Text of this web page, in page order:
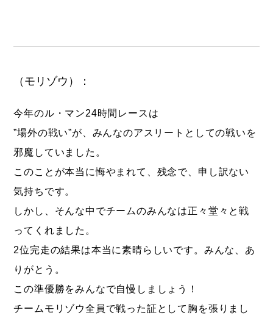
（モリゾウ）：
今年のル・マン24時間レースは
”場外の戦い”が、みんなのアスリートとしての戦いを
邪魔していました。
このことが本当に悔やまれて、残念で、申し訳ない
気持ちです。
しかし、そんな中でチームのみんなは正々堂々と戦
ってくれました。
2位完走の結果は本当に素晴らしいです。みんな、あ
りがとう。
この準優勝をみんなで自慢しましょう！
チームモリゾウ全員で戦った証として胸を張りまし